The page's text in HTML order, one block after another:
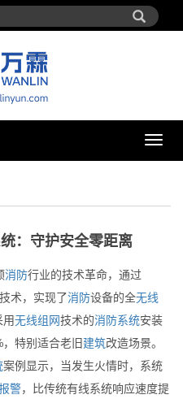
导
：守护安全零距离
消防行业的技术革命，通过
术，实现了消防设备的全无线
无线组网技术的消防系统安装
特别适合老旧建筑改造场景。
案例显示，当发生火情时，系统
警，比传统有线系统响应速度提